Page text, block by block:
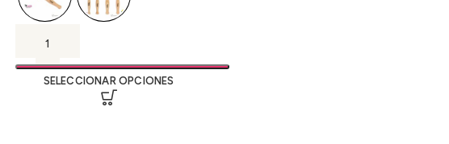
SELECCIONAR OPCIONES